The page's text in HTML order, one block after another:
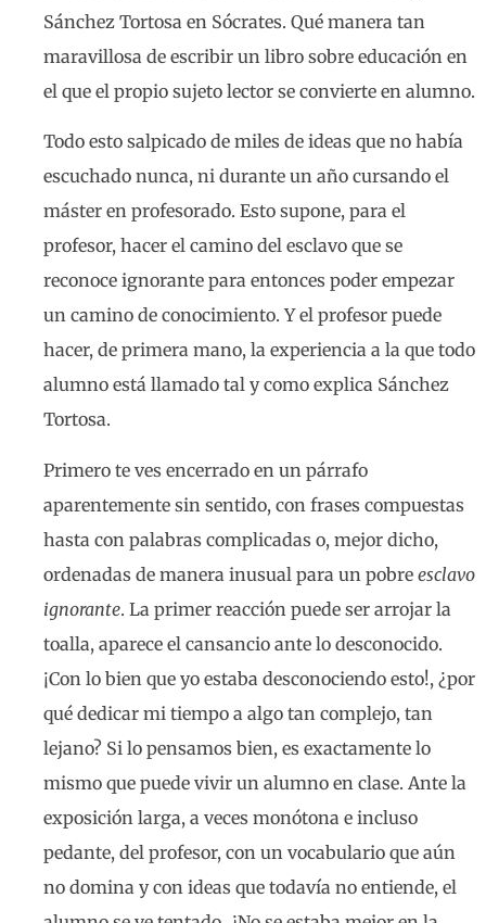
Sánchez Tortosa en Sócrates. Qué manera tan
maravillosa de escribir un libro sobre educación en
el que el propio sujeto lector se convierte en alumno.
Todo esto salpicado de miles de ideas que no había
escuchado nunca, ni durante un año cursando el
máster en profesorado. Esto supone, para el
profesor, hacer el camino del esclavo que se
reconoce ignorante para entonces poder empezar
un camino de conocimiento. Y el profesor puede
hacer, de primera mano, la experiencia a la que todo
alumno está llamado tal y como explica Sánchez
Tortosa.
Primero te ves encerrado en un párrafo
aparentemente sin sentido, con frases compuestas
hasta con palabras complicadas o, mejor dicho,
ordenadas de manera inusual para un pobre esclavo
ignorante. La primer reacción puede ser arrojar la
toalla, aparece el cansancio ante lo desconocido.
¡Con lo bien que yo estaba desconociendo esto!, ¿por
qué dedicar mi tiempo a algo tan complejo, tan
lejano? Si lo pensamos bien, es exactamente lo
mismo que puede vivir un alumno en clase. Ante la
exposición larga, a veces monótona e incluso
pedante, del profesor, con un vocabulario que aún
no domina y con ideas que todavía no entiende, el